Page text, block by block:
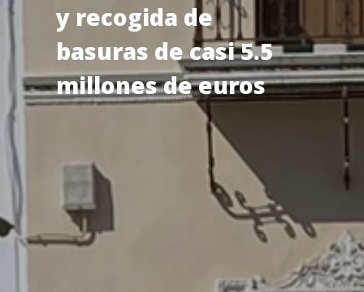
y recogida de
basuras de casi 5.5
millones de euros